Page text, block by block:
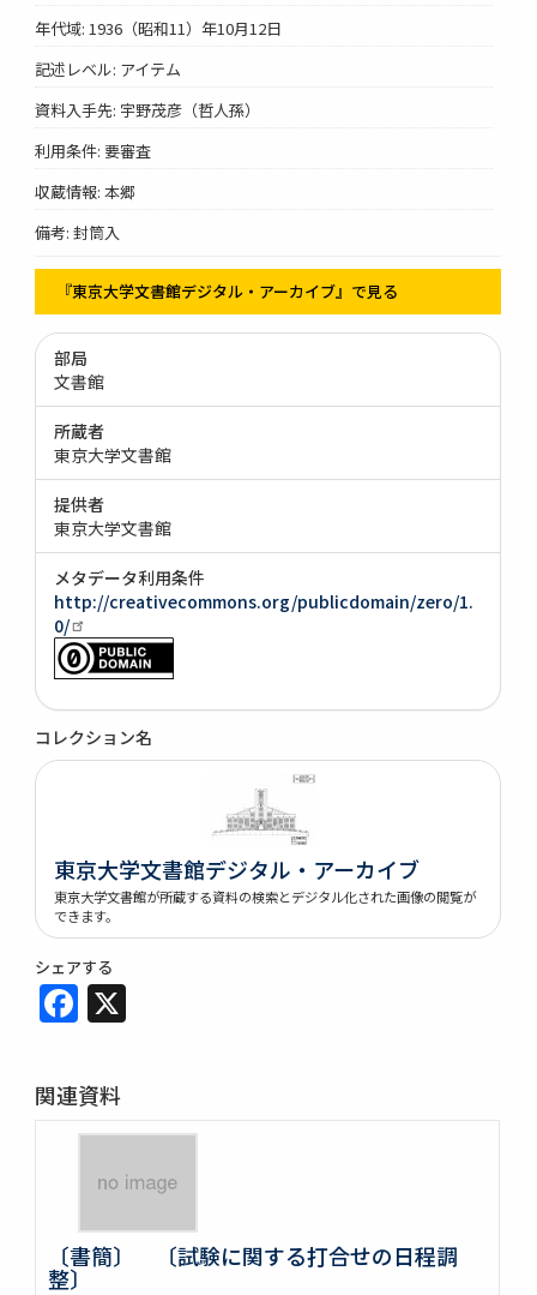
年代域: 1936（昭和11）年10月12日
記述レベル: アイテム
資料入手先: 宇野茂彦（哲人孫）
利用条件: 要審査
収蔵情報: 本郷
備考: 封筒入
『東京大学文書館デジタル・アーカイブ』で見る
部局
文書館
所蔵者
東京大学文書館
提供者
東京大学文書館
メタデータ利用条件
http://creativecommons.org/publicdomain/zero/1.
0/
コレクション名
東京大学文書館デジタル・アーカイブ
東京大学文書館が所蔵する資料の検索とデジタル化された画像の閲覧が
できます。
シェアする
Facebook
関連資料
〔書簡〕 〔試験に関する打合せの日程調
整〕